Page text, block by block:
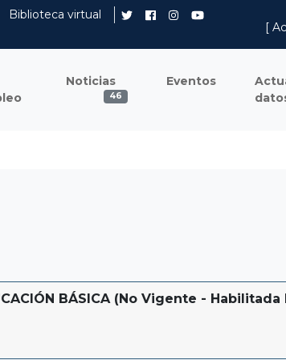
Biblioteca virtual
[
Noticias
46
Eventos
BÁSICA (No Vigente - Habilitada